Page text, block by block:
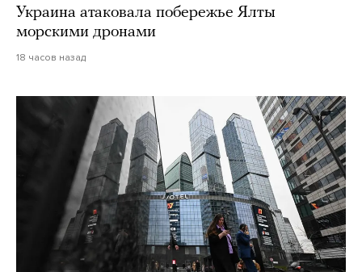
Украина атаковала побережье Ялты
морскими дронами
18 часов назад